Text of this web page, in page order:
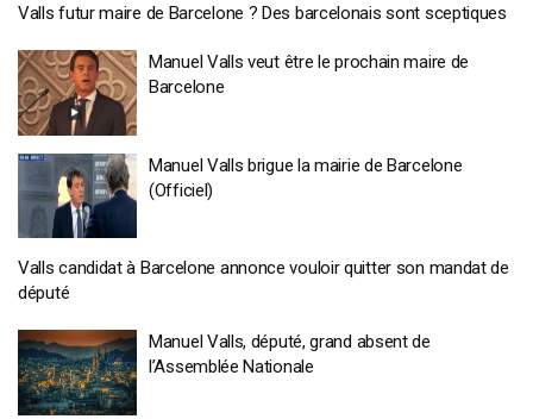
Valls futur maire de Barcelone ? Des barcelonais sont sceptiques
Manuel Valls veut être le prochain maire de
Barcelone
Manuel Valls brigue la mairie de Barcelone
(Officiel)
Valls candidat à Barcelone annonce vouloir quitter son mandat de
député
Manuel Valls, député, grand absent de
l’Assemblée Nationale